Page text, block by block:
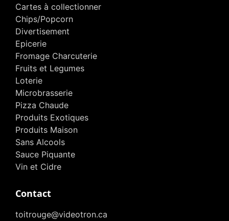
Cartes à collectionner
Chips/Popcorn
Divertisement
Epicerie
Fromage Charcuterie
Fruits et Legumes
Loterie
Microbrasserie
Pizza Chaude
Produits Exotiques
Produits Maison
Sans Alcools
Sauce Piquante
Vin et Cidre
Contact
toitrouge@videotron.ca